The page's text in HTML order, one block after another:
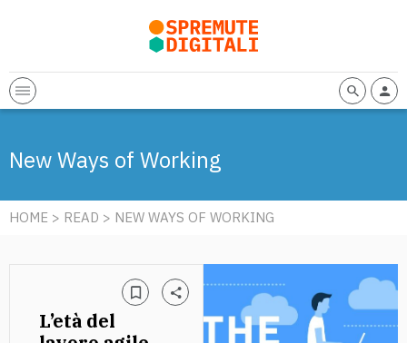
New Ways of Working
HOME > READ > NEW WAYS OF WORKING
L’età del